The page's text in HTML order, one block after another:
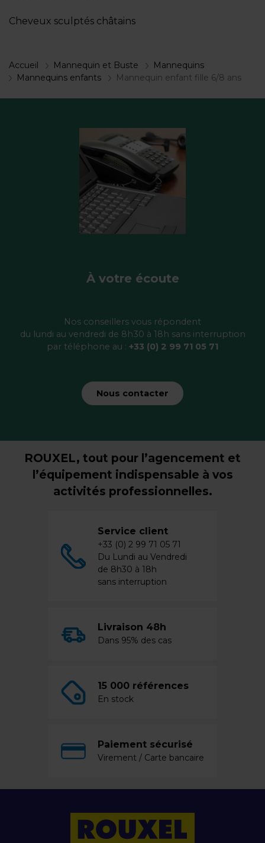
Cheveux sculptés châtains
Accueil Mannequin et Buste
Mannequins
Mannequins enfants
Mannequin enfant fille 6/8 ans
À votre écoute
Nos conseillers vous répondent
du lundi au vendredi de 8h30 à 18h sans interruption
par téléphone au : +33 (0) 2 99 71 05 71
Nous contacter
ROUXEL, tout pour l’agencement et
l’équipement indispensable à vos
activités professionnelles.
Service client
+33 (0) 2 99 71 05 71
Du Lundi au Vendredi
de 8h30 à 18h
sans interruption
Livraison 48h
Dans 95% des cas
15 000 références
En stock
Paiement sécurisé
Virement / Carte bancaire